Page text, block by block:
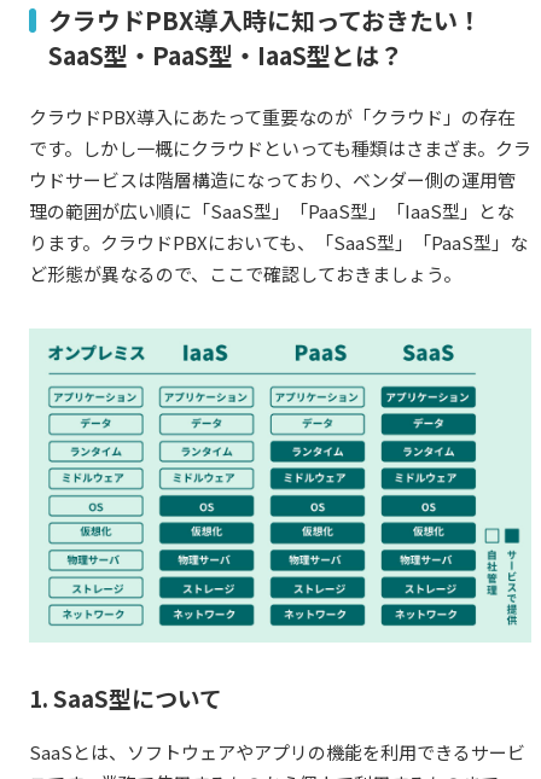
クラウドPBX導入時に知っておきたい！
SaaS型・PaaS型・IaaS型とは？
クラウドPBX導入にあたって重要なのが「クラウド」の存在
です。しかし一概にクラウドといっても種類はさまざま。クラ
ウドサービスは階層構造になっており、ベンダー側の運用管
理の範囲が広い順に「SaaS型」「PaaS型」「IaaS型」とな
ります。クラウドPBXにおいても、「SaaS型」「PaaS型」な
ど形態が異なるので、ここで確認しておきましょう。
1. SaaS型について
SaaSとは、ソフトウェアやアプリの機能を利用できるサービ